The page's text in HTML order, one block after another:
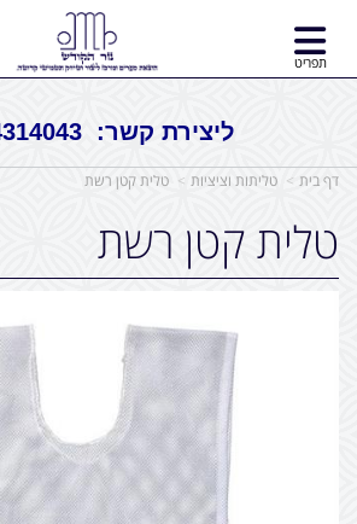
ליצירת קשר: 054-4314043
תפריט
דף בית טליתות וציציות טלית קטן רשת
טלית קטן רשת